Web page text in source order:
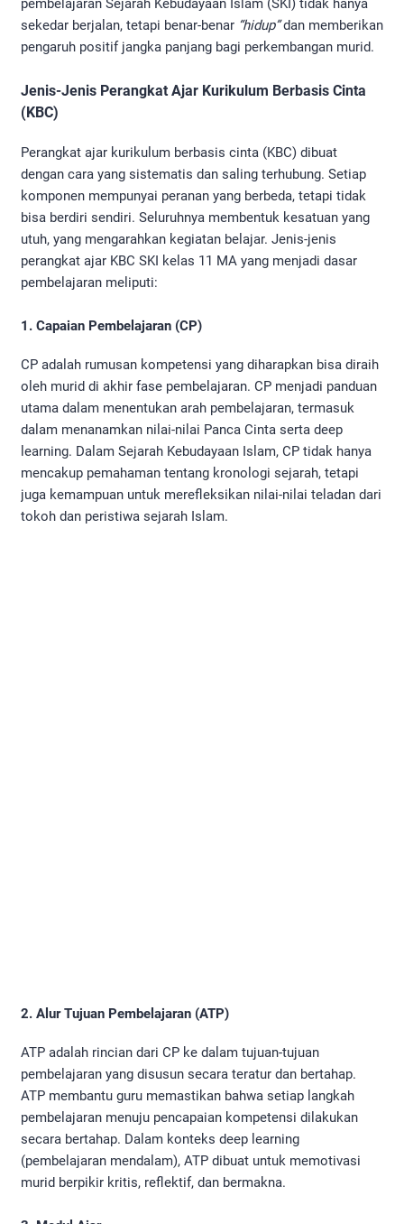
pembelajaran Sejarah Kebudayaan Islam (SKI) tidak hanya
sekedar berjalan, tetapi benar-benar “hidup”dan memberikan
pengaruh positif jangka panjang bagi perkembangan murid.
Jenis-Jenis Perangkat Ajar Kurikulum Berbasis Cinta
(KBC)
Perangkat ajar kurikulum berbasis cinta (KBC) dibuat
dengan cara yang sistematis dan saling terhubung. Setiap
komponen mempunyai peranan yang berbeda, tetapi tidak
bisa berdiri sendiri. Seluruhnya membentuk kesatuan yang
utuh, yang mengarahkan kegiatan belajar. Jenis-jenis
perangkat ajar KBC SKI kelas 11 MA yang menjadi dasar
pembelajaran meliputi:
1. Capaian Pembelajaran (CP)
CP adalah rumusan kompetensi yang diharapkan bisa diraih
oleh murid di akhir fase pembelajaran. CP menjadi panduan
utama dalam menentukan arah pembelajaran, termasuk
dalam menanamkan nilai-nilai Panca Cinta serta deep
learning. Dalam Sejarah Kebudayaan Islam, CP tidak hanya
mencakup pemahaman tentang kronologi sejarah, tetapi
juga kemampuan untuk merefleksikan nilai-nilai teladan dari
tokoh dan peristiwa sejarah Islam.
2. Alur Tujuan Pembelajaran (ATP)
ATP adalah rincian dari CP ke dalam tujuan-tujuan
pembelajaran yang disusun secara teratur dan bertahap.
ATP membantu guru memastikan bahwa setiap langkah
pembelajaran menuju pencapaian kompetensi dilakukan
secara bertahap. Dalam konteks deep learning
(pembelajaran mendalam), ATP dibuat untuk memotivasi
murid berpikir kritis, reflektif, dan bermakna.